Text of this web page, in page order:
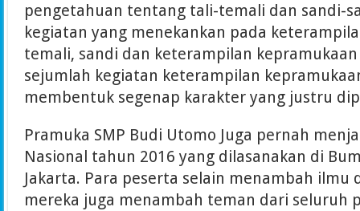
pengetahuan tentang tali-temali dan sandi-
kegiatan yang menekankan pada
temali, sandi dan keterampilan
sejumlah kegiatan keterampilan
membentuk segenap karakter yang justru
Pramuka SMP Budi Utomo Juga pernah
Nasional tahun 2016 yang dilasanakan di
Jakarta. Para peserta selain menambah ilmu
mereka juga menambah teman dari seluruh